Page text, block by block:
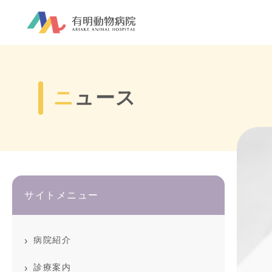
ニュース
サイトメニュー
病院紹介
診療案内